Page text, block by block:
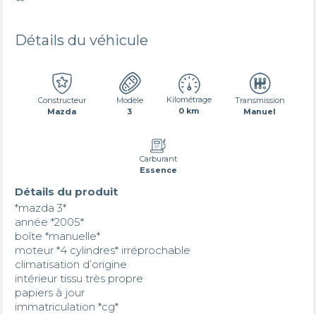
Détails du véhicule
Constructeur
Mazda
Modèle
3
Kilométrage
0 km
Transmission
Manuel
Carburant
Essence
Détails du produit
*mazda 3*
année *2005*
boîte *manuelle*
moteur *4 cylindres* irréprochable
climatisation d’origine
intérieur tissu très propre
papiers à jour
immatriculation *cg*